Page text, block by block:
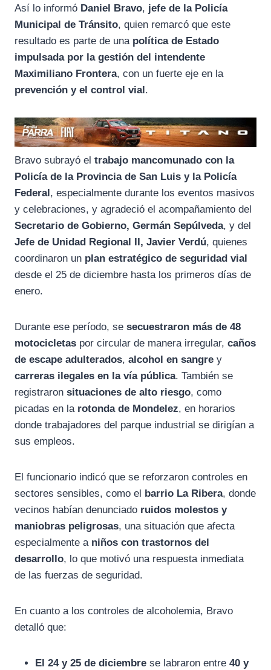
Así lo informó Daniel Bravo, jefe de la Policía
Municipal de Tránsito, quien remarcó que este
resultado es parte de una política de Estado
impulsada por la gestión del intendente
Maximiliano Frontera, con un fuerte eje en la
prevención y el control vial.
Bravo subrayó el trabajo mancomunado con la
Policía de la Provincia de San Luis y la Policía
Federal, especialmente durante los eventos masivos
y celebraciones, y agradeció el acompañamiento del
Secretario de Gobierno, Germán Sepúlveda, y del
Jefe de Unidad Regional II, Javier Verdú, quienes
coordinaron un plan estratégico de seguridad vial
desde el 25 de diciembre hasta los primeros días de
enero.
Durante ese período, se secuestraron más de 48
motocicletas por circular de manera irregular, caños
de escape adulterados, alcohol en sangre y
carreras ilegales en la vía pública. También se
registraron situaciones de alto riesgo, como
picadas en la rotonda de Mondelez, en horarios
donde trabajadores del parque industrial se dirigían a
sus empleos.
El funcionario indicó que se reforzaron controles en
sectores sensibles, como el barrio La Ribera, donde
vecinos habían denunciado ruidos molestos y
maniobras peligrosas, una situación que afecta
especialmente a niños con trastornos del
desarrollo, lo que motivó una respuesta inmediata
de las fuerzas de seguridad.
En cuanto a los controles de alcoholemia, Bravo
detalló que:
El 24 y 25 de diciembre se labraron entre 40 y